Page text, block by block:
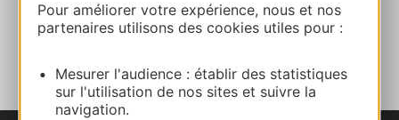
Pour améliorer votre expérience, nous et nos
partenaires utilisons des cookies utiles pour :
Mesurer l'audience : établir des statistiques
sur l'utilisation de nos sites et suivre la
navigation.
AJOUTER